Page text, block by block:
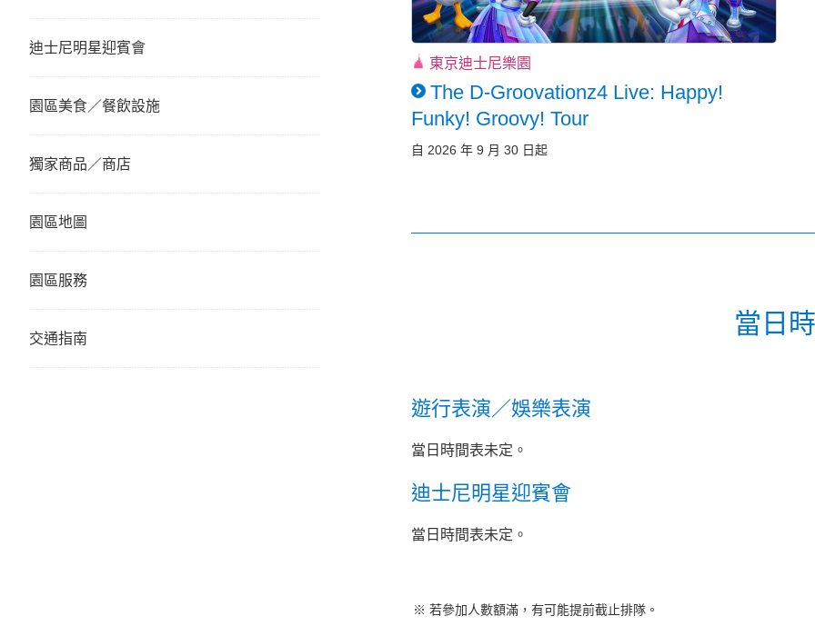
東京迪士尼樂園
The D-Groovationz4 Live: Happy!
Funky! Groovy! Tour
自 2026 年 9 月 30 日起
當日
遊行表演／娛樂表演
當日時間表未定。
迪士尼明星迎賓會
當日時間表未定。
若參加人數額滿，有可能提前截止排隊。
迪士尼明星迎賓會
園區美食／餐飲設施
獨家商品／商店
園區地圖
園區服務
交通指南